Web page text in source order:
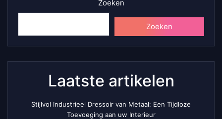
Zoeken
Zoeken
Laatste artikelen
Stijlvol Industrieel Dressoir van Metaal: Een Tijdloze
Toevoeging aan uw Interieur